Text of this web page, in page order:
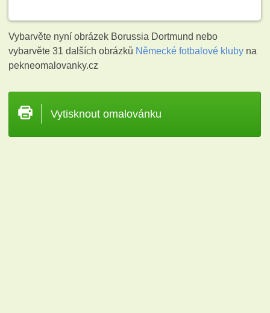
Vybarvěte nyní obrázek Borussia Dortmund nebo
vybarvěte 31 dalších obrázků Německé fotbalové kluby na
pekneomalovanky.cz
Vytisknout omalovánku